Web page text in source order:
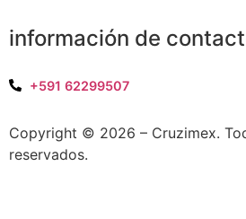
información de
+591 62299507
Copyright © 2026 – Cruzimex.
reservados.